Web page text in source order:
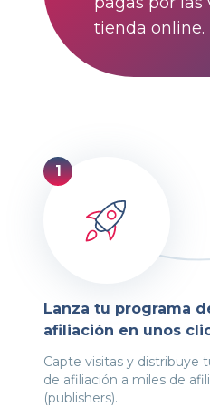
tienda online.
Lanza tu programa
afiliación en unos
Capte visitas y distribuye
de afiliación a miles de
(publishers).